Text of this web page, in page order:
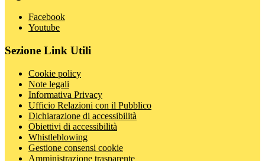
Facebook
Youtube
Sezione Link Utili
Cookie policy
Note legali
Informativa Privacy
Ufficio Relazioni con il Pubblico
Dichiarazione di accessibilità
Obiettivi di accessibilità
Whistleblowing
Gestione consensi cookie
Amministrazione trasparente